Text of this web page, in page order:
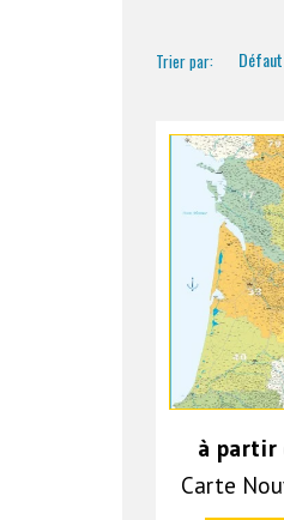
Trier par: Défaut
à partir
Carte